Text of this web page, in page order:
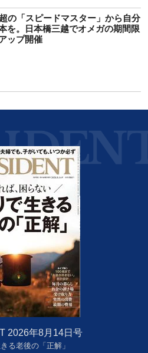
の「スピードマスター」から自分
を。日本橋三越でオメガの期間限
ップ開催
2026年8月14日号
る老後の「正解」